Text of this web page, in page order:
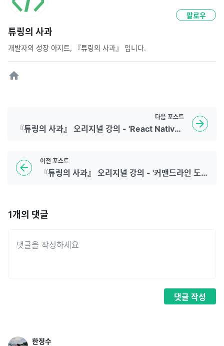
튜링의 사과
개발자의 성장 아지트, 『튜링의 사과』 입니다.
팔로우
이전 포스트
『튜링의 사과』 오리지널 강의 - '커맨드라인 도구로 이해하는 네트워크(HTTP, TCP/IP)'
다음 포스트
『튜링의 사과』 오리지널 강의 - 'React Native 크로스플랫폼 앱 개발부터 배포까지'
1개의 댓글
댓글 작성
한정수